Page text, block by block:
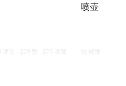
喷壶